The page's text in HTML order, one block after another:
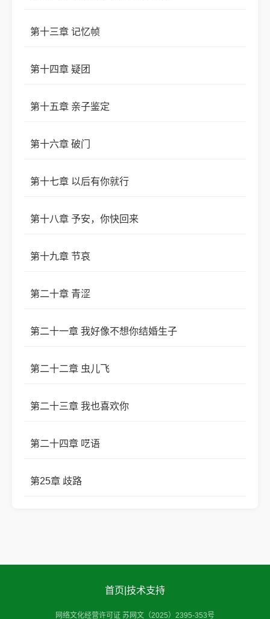
第十三章 记忆帧
第十四章 疑团
第十五章 亲子鉴定
第十六章 破门
第十七章 以后有你就行
第十八章 予安，你快回来
第十九章 节哀
第二十章 青涩
第二十一章 我好像不想你结婚生子
第二十二章 虫儿飞
第二十三章 我也喜欢你
第二十四章 呓语
第25章 歧路
首页 技术支持
网络文化经营许可证 苏网文（2025）2395-353号